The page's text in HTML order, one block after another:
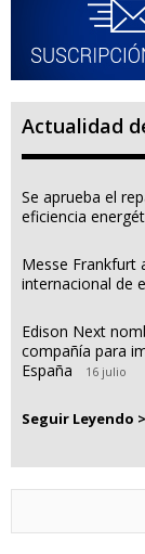
Actualidad
Se aprueba el
eficiencia
Messe Frankfurt
internacional de
Edison Next
compañía para
España
16 julio
Seguir Leyendo >